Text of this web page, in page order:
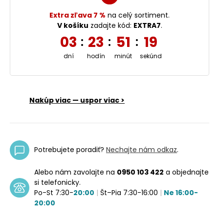
Extra zľava 7 % na celý sortiment.
V košíku zadajte kód: EXTRA7.
03
dní
: 23
hodín
: 51
minút
: 18
sekúnd
Nakúp viac — uspor viac >
Potrebujete poradiť? Nechajte nám odkaz.
Alebo nám zavolajte na 0950 103 422 a objednajte
si telefonicky.
Po-St 7:30-20:00 | Št–Pia 7:30-16:00 | Ne 16:00-
20:00